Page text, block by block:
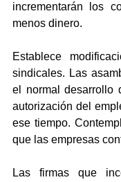
incrementarán los
menos dinero.
Establece
sindicales. Las
el normal desarrollo
autorización del
ese tiempo.
que las empresas
Las firmas que